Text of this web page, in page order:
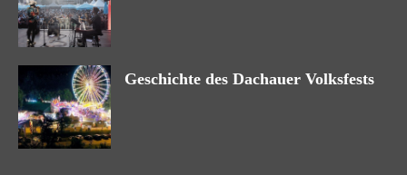
Geschichte des Dachauer Volksfests